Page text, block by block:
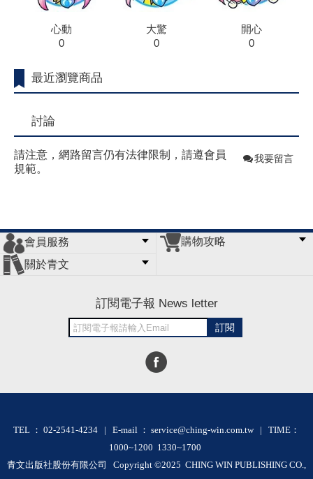
心動
0
大驚
0
開心
0
最近瀏覽商品
討論
請注意，網路留言仍有法律限制，請遵會員
規範。
我要留言
會員服務
會員辦法
客服信箱
隱私條款
網站導覽
購物攻略
關於青文
訂閱電子報 News letter
訂閱
TEL ： 02-2541-4234 | E-mail ： service@ching-win.com.tw | TIME：
1000~1200 1330~1700
青文出版社股份有限公司 Copyright ©2025 CHING WIN PUBLISHING CO.,